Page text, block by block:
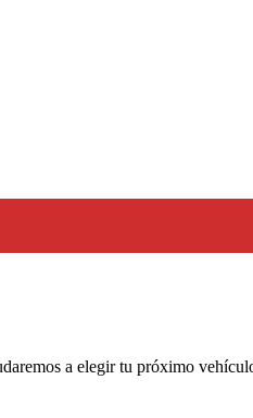
a elegir tu próximo